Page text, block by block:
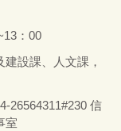
：00
設課、人文課，
26564311#230 信
室